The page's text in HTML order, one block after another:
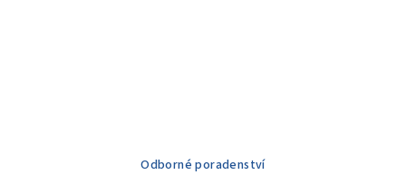
Odborné poradenství